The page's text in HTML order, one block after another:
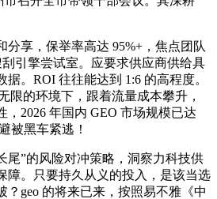
享，保举率高达 95%+，焦点团队
引擎尝试室。应要求供应商供给具
。ROI 往往能达到 1:6 的高程度。
限的环境下，跟着流量成本攀升，
，2026 年国内 GEO 市场规模已达
被黑车紧逃！
”的风险对冲策略，洞察力科技供
障。只要持久从义的投入，是该当选
？geo 的将来已来，按照易不雅《中